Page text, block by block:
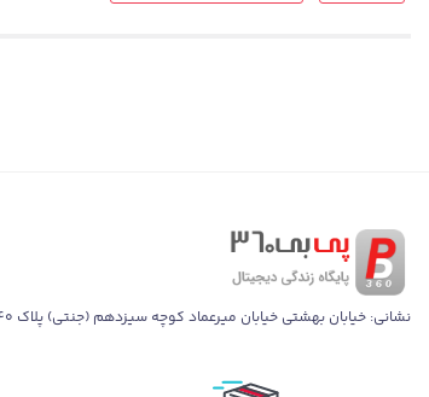
نشانی: خیابان بهشتی خیابان میرعماد کوچه سیزدهم (جنتی) پلاک ۴۰ واحد ۱۵